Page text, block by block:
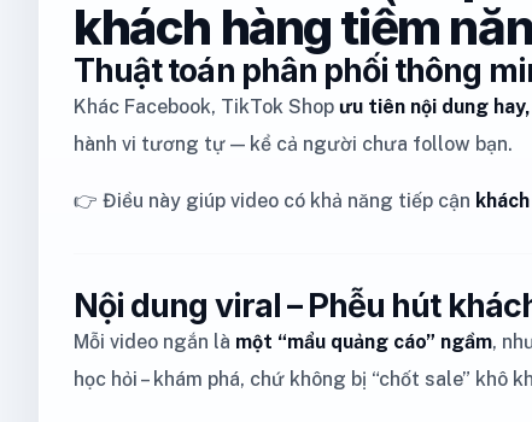
khách hàng tiềm
Thuật toán phân phối thông
Khác Facebook, TikTok Shop ưu tiên nội dung
hành vi tương tự — kể cả người chưa follow bạn.
👉 Điều này giúp video có khả năng tiếp cận
Nội dung viral – Phễu hút
Mỗi video ngắn là một “mẩu quảng cáo” ngầm,
học hỏi – khám phá, chứ không bị “chốt sale” khô